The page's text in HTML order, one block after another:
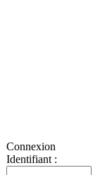
Connexion
Identifiant :